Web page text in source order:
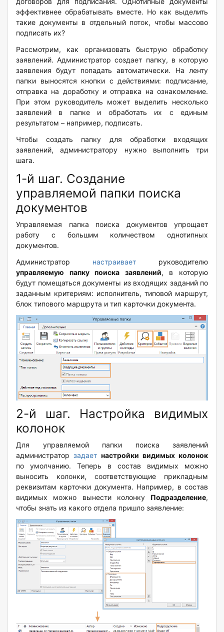
эффективнее обрабатывать вместе. Но как выделить
такие документы в отдельный поток, чтобы массово
подписать их?
Рассмотрим, как организовать быструю обработку
заявлений. Администратор создает папку, в которую
заявления будут попадать автоматически. На ленту
папки выносятся кнопки с действиями: подписание,
отправка на доработку и отправка на ознакомление.
При этом руководитель может выделить несколько
заявлений в папке и обработать их с единым
результатом – например, подписать.
Чтобы создать папку для обработки входящих
заявлений, администратору нужно выполнить три
шага.
1-й шаг. Создание
управляемой папки поиска
документов
Управляемая папка поиска документов упрощает
работу с большим количеством однотипных
документов.
Администратор настраивает руководителю
управляемую папку поиска заявлений, в которую
будут помещаться документы из входящих заданий по
заданным критериям: исполнитель, типовой маршрут,
блок типового маршрута и тип карточки документа.
2-й шаг. Настройка видимых
колонок
Для управляемой папки поиска заявлений
администратор задает настройки видимых колонок
по умолчанию. Теперь в состав видимых можно
выносить колонки, соответствующие прикладным
реквизитам карточки документа. Например, в состав
видимых можно вынести колонку Подразделение,
чтобы знать из какого отдела пришло заявление: